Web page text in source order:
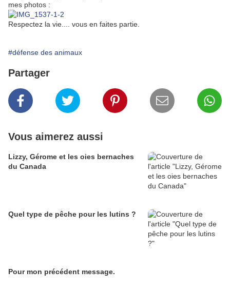
mes photos :
Respectez la vie.... vous en faites partie.
#défense des animaux
Partager
Vous aimerez aussi
Lizzy, Gérome et les oies bernaches
du Canada
Quel type de pêche pour les lutins ?
Pour mon précédent message.